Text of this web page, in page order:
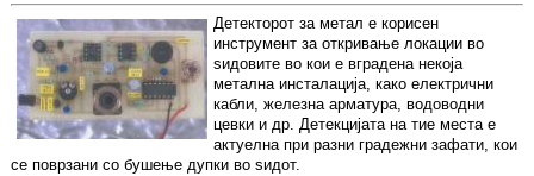
Детекторот за метал е корисен
инструмент за откривање локации во
ѕидовите во кои е вградена некоја
метална инсталација, како електрични
кабли, железна арматура, водоводни
цевки и др. Детекцијата на тие места е
актуелна при разни градежни зафати, кои
се поврзани со бушење дупки во ѕидот.